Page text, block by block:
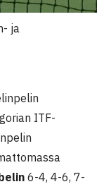
ja
ITF-
6-4, 4-6, 7-